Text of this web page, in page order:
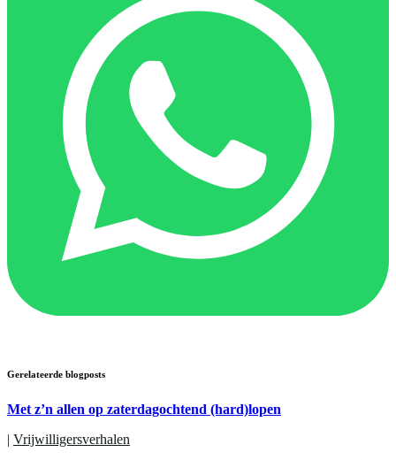
Gerelateerde blogposts
Met z’n allen op zaterdagochtend (hard)lopen
| Vrijwilligersverhalen